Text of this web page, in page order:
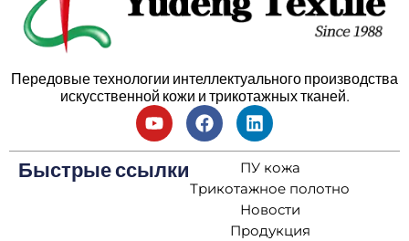
Передовые технологии интеллектуального производства
искусственной кожи и трикотажных тканей.
Быстрые ссылки
ПУ кожа
Трикотажное полотно
Новости
Продукция